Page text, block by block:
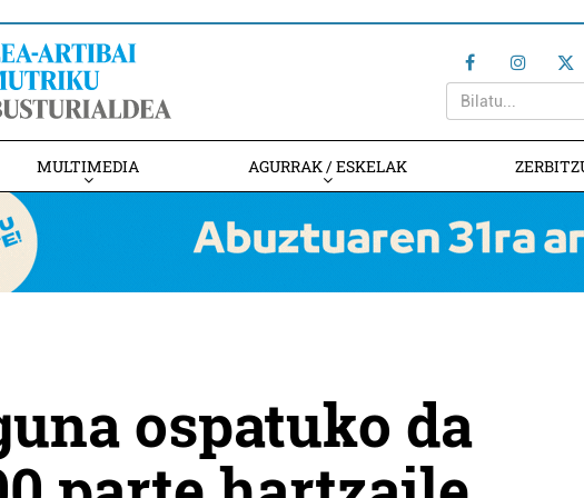
MULTIMEDIA AGURRAK / ESKELAK
ospatuko da